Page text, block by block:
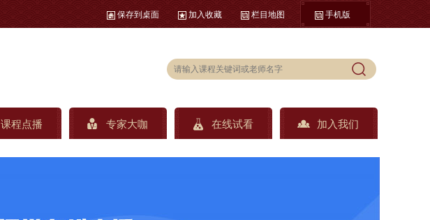
保存到桌面 加入收藏 栏目地图 手机版
课程点播 专家大咖 在线试看 加入我们